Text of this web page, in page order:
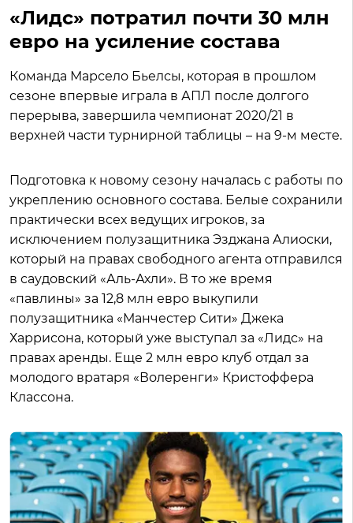
«Лидс» потратил почти 30 млн
евро на усиление состава
Команда Марсело Бьелсы, которая в прошлом
сезоне впервые играла в АПЛ после долгого
перерыва, завершила чемпионат 2020/21 в
верхней части турнирной таблицы – на 9-м месте.
Подготовка к новому сезону началась с работы по
укреплению основного состава. Белые сохранили
практически всех ведущих игроков, за
исключением полузащитника Эзджана Алиоски,
который на правах свободного агента отправился
в саудовский «Аль-Ахли». В то же время
«павлины» за 12,8 млн евро выкупили
полузащитника «Манчестер Сити» Джека
Харрисона, который уже выступал за «Лидс» на
правах аренды. Еще 2 млн евро клуб отдал за
молодого вратаря «Волеренги» Кристоффера
Классона.